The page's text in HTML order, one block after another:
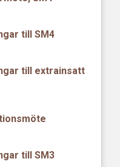
till SM4
till extrainsatt
till SM3